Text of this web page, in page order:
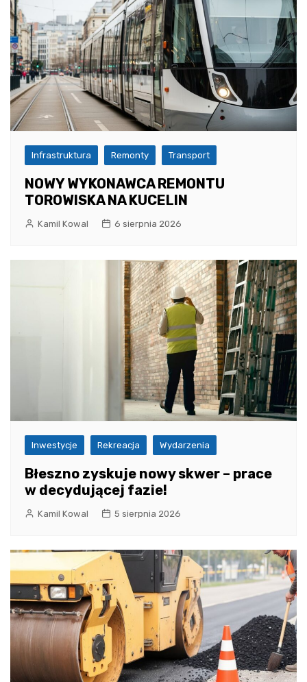
Infrastruktura Remonty Transport
NOWY WYKONAWCA REMONTU
TOROWISKA NA KUCELIN
Kamil Kowal 6 sierpnia 2026
Inwestycje Rekreacja Wydarzenia
Błeszno zyskuje nowy skwer – prace
w decydującej fazie!
Kamil Kowal 5 sierpnia 2026